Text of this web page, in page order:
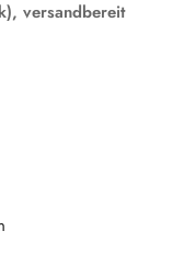
versandbereit